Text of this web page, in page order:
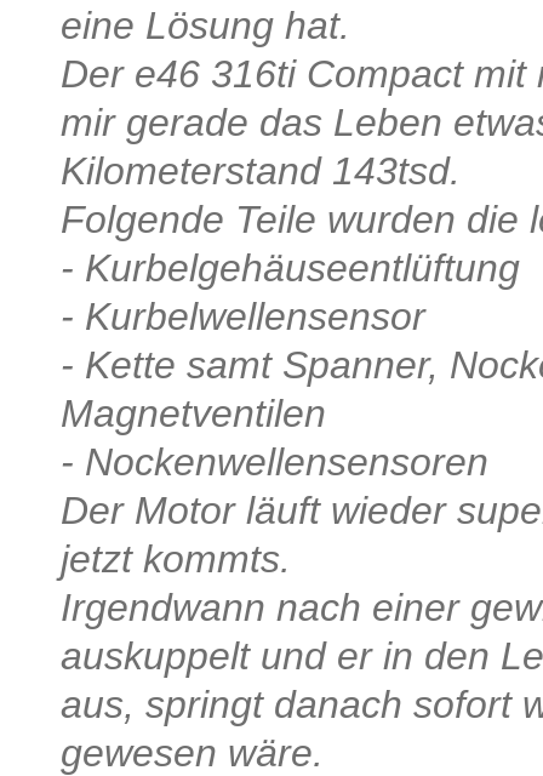
eine Lösung hat.
Der e46 316ti Compact
mir gerade das Leben
Kilometerstand 143tsd.
Folgende Teile wurden die
- Kurbelgehäuseentlüftung
- Kurbelwellensensor
- Kette samt Spanner,
Magnetventilen
- Nockenwellensensoren
Der Motor läuft wieder
jetzt kommts.
Irgendwann nach einer
auskuppelt und er in den
aus, springt danach sofort
gewesen wäre.